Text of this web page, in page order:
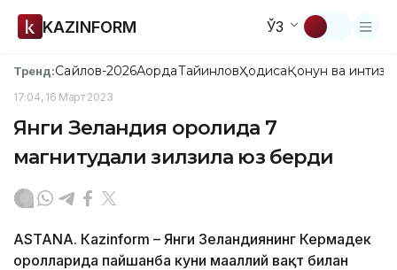
KAZINFORM ЎЗ
Тренд:Сайлов-2026АқордаТайинловҲодисаҚонун ва
17:04, 16 Март 2023
Янги Зеландия оролида 7
магнитудали зилзила юз берди
ASTANА. Кazinform – Янги Зеландиянинг Кермадек
оролларида пайшанба куни маҳаллий вақт билан